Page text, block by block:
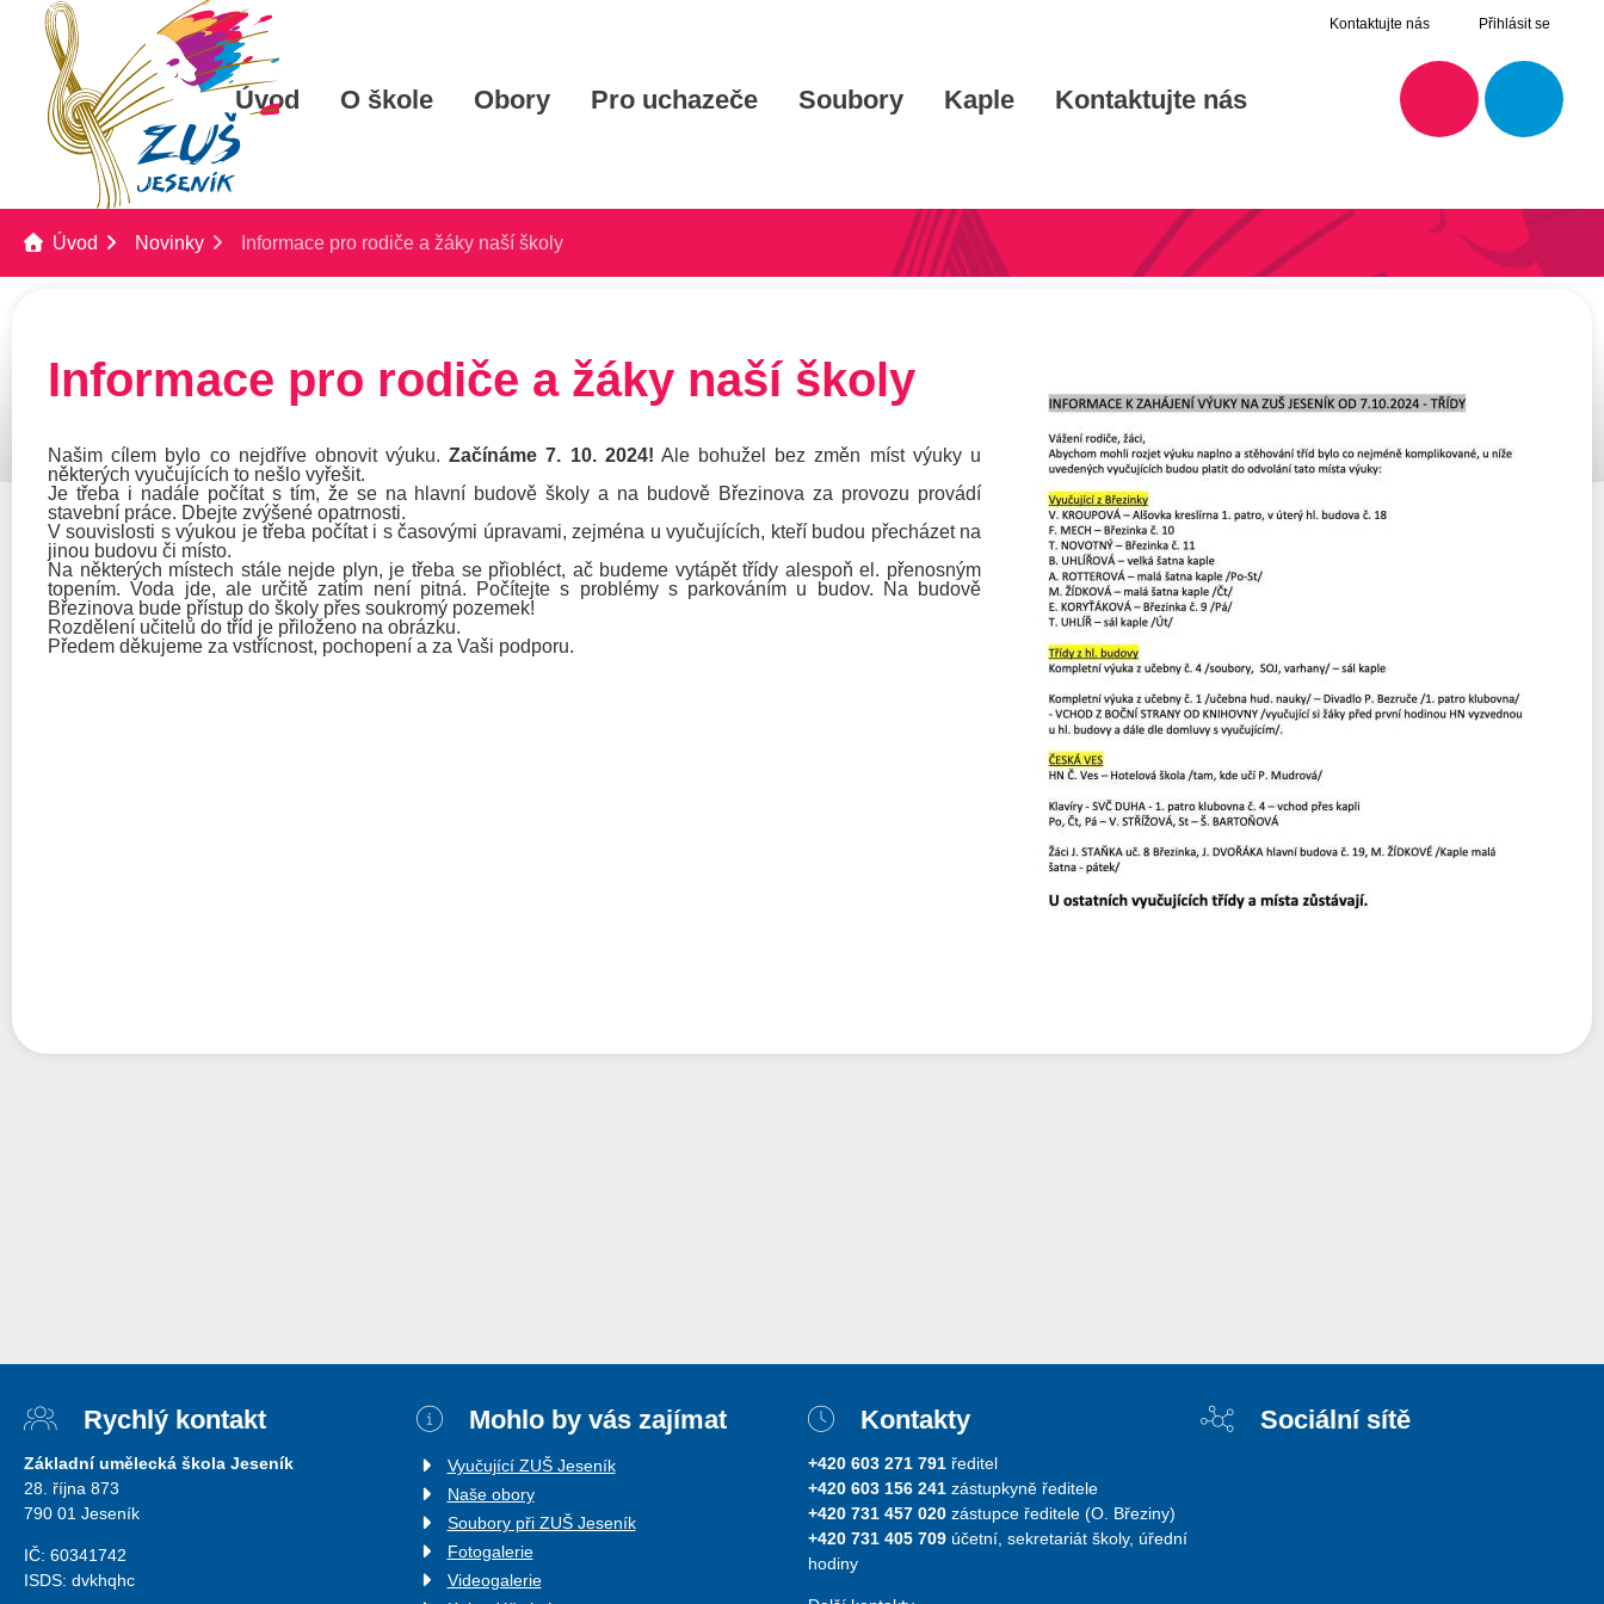
Kontaktujte nás Přihlásit se
Úvod O škole Obory Pro uchazeče Soubory Kaple Kontaktujte nás
Úvod Novinky Informace pro rodiče a žáky naší školy
Informace pro rodiče a žáky naší školy
Našim cílem bylo co nejdříve obnovit výuku.Začínáme 7. 10. 2024! Ale bohužel bez změn míst výuky u
některých vyučujících to nešlo vyřešit.
Je třeba i nadále počítat s tím, že se na hlavní budově školy a na budově Březinova za provozu provádí
stavební práce. Dbejte zvýšené opatrnosti.
V souvislosti s výukou je třeba počítat i s časovými úpravami, zejména u vyučujících, kteří budou přecházet na
jinou budovu či místo.
Na některých místech stále nejde plyn, je třeba se přiobléct, ač budeme vytápět třídy alespoň el. přenosným
topením. Voda jde, ale určitě zatím není pitná. Počítejte s problémy s parkováním u budov. Na budově
Březinova bude přístup do školy přes soukromý pozemek!
Rozdělení učitelů do tříd je přiloženo na obrázku.
Předem děkujeme za vstřícnost, pochopení a za Vaši podporu.
Rychlý kontakt
Základní umělecká škola Jeseník
28. října 873
790 01 Jeseník
IČ: 60341742
ISDS: dvkhqhc
Mohlo by vás zajímat
Vyučující ZUŠ Jeseník
Naše obory
Soubory při ZUŠ Jeseník
Fotogalerie
Videogalerie
Kontakty
+420 603 271 791 ředitel
+420 603 156 241 zástupkyně ředitele
+420 731 457 020 zástupce ředitele (O. Březiny)
+420 731 405 709 účetní, sekretariát školy, úřední
hodiny
Sociální sítě